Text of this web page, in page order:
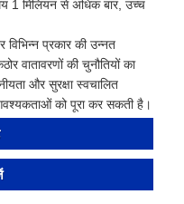
1 मिलियन से अधिक बार, उच्च
विभिन्न प्रकार की उन्नत
वातावरणों की चुनौतियों का
और सुरक्षा स्वचालित
को पूरा कर सकती है।